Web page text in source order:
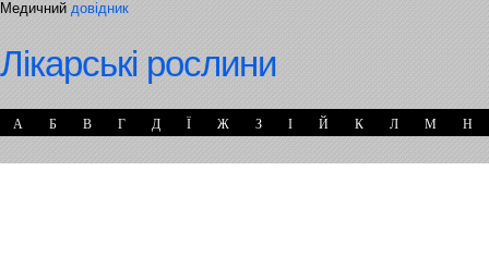
Медичний довідник
Лікарські рослини
А Б В Г Д Ї Ж З І Й К Л М Н